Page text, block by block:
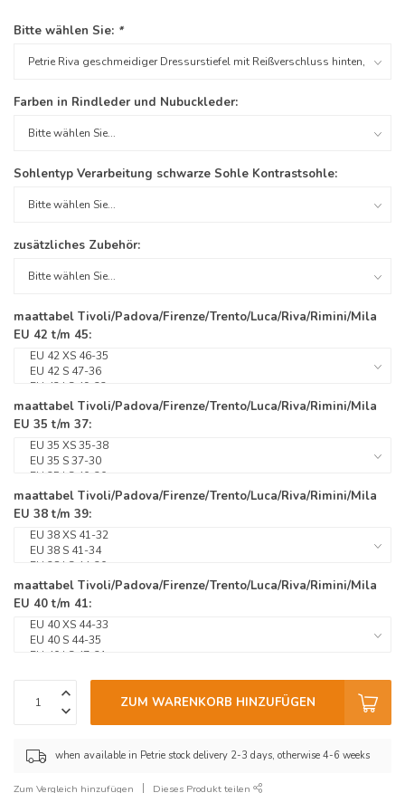
Bitte wählen Sie: *
Farben in Rindleder und Nubuckleder:
Sohlentyp Verarbeitung schwarze Sohle Kontrastsohle:
zusätzliches Zubehör:
maattabel Tivoli/Padova/Firenze/Trento/Luca/Riva/Rimini/Mila
EU 42 t/m 45:
maattabel Tivoli/Padova/Firenze/Trento/Luca/Riva/Rimini/Mila
EU 35 t/m 37:
maattabel Tivoli/Padova/Firenze/Trento/Luca/Riva/Rimini/Mila
EU 38 t/m 39:
maattabel Tivoli/Padova/Firenze/Trento/Luca/Riva/Rimini/Mila
EU 40 t/m 41:
ZUM WARENKORB HINZUFÜGEN
when available in Petrie stock delivery 2-3 days, otherwise 4-6 weeks
Zum Vergleich hinzufügen Dieses Produkt teilen